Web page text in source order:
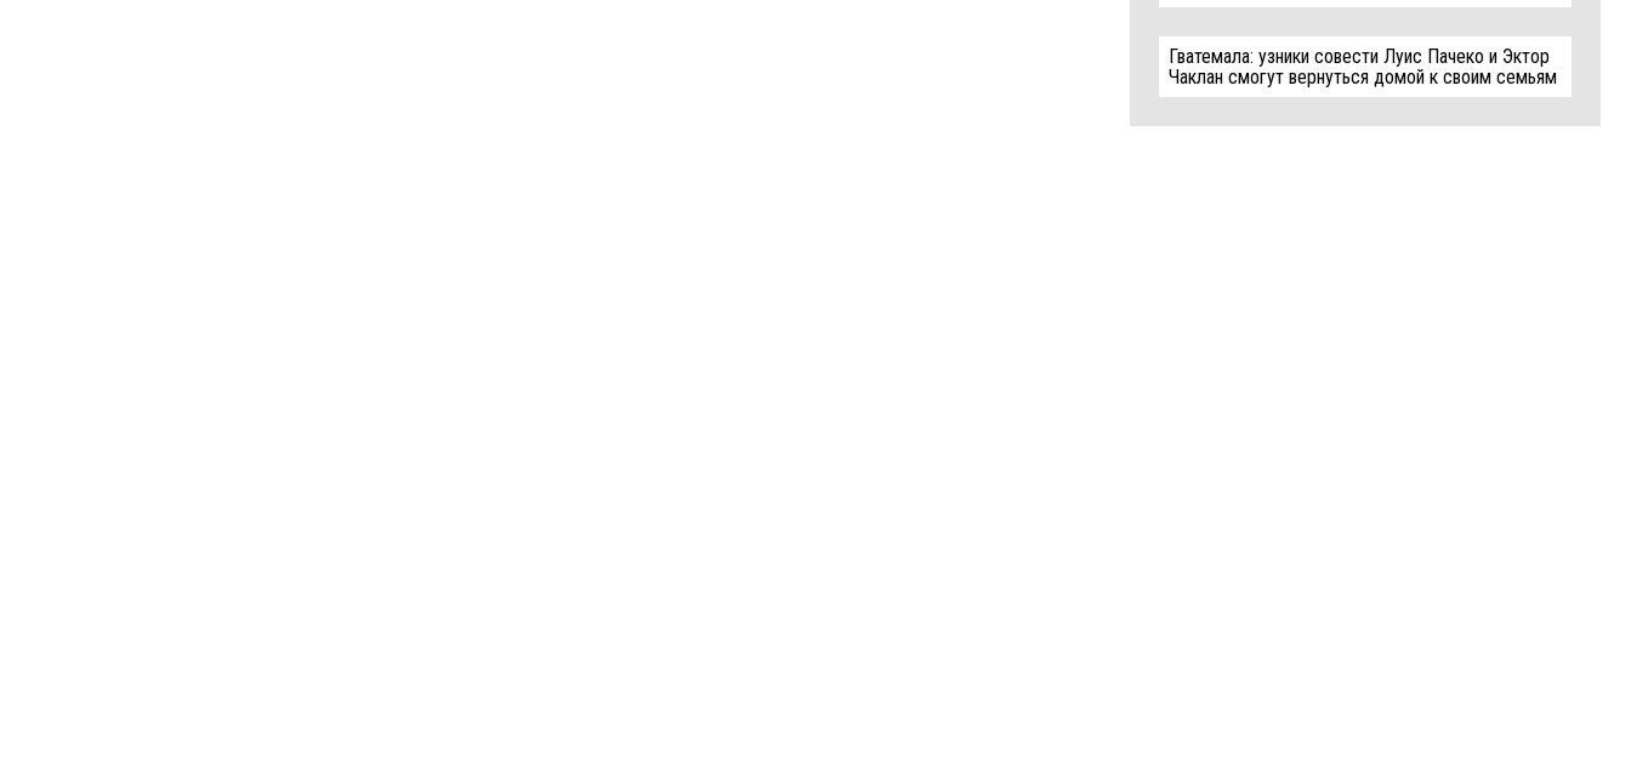
Гватемала: узники совести Луис Пачеко и Эктор
Чаклан смогут вернуться домой к своим семьям